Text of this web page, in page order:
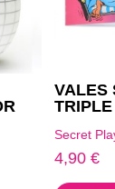
VALES
Secret
4,90€